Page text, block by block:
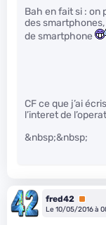
Bah en fait si : on
des
de smartphone
CF ce que j’ai
l’interet de
&nbsp;&nbsp;
fred42 Premium
Le 10/05/2016 à